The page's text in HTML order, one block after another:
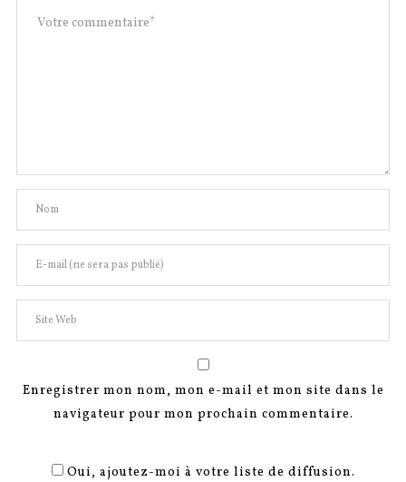
Enregistrer mon nom, mon e-mail et mon site dans le
navigateur pour mon prochain commentaire.
Oui, ajoutez-moi à votre liste de diffusion.